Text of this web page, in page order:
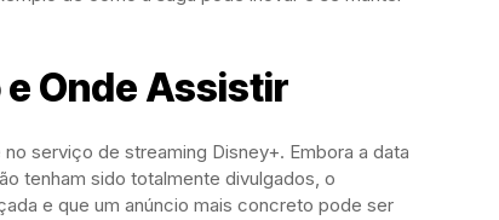
Onde Assistir
serviço de streaming Disney+. Embora a data
tenham sido totalmente divulgados, o
e que um anúncio mais concreto pode ser